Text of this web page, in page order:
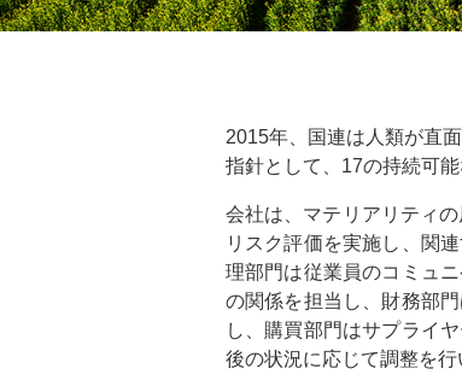
2015年、国連は人類が直
指針として、17の持続可
会社は、マテリアリティ
リスク評価を実施し、関
理部門は従業員のコミュ
の関係を担当し、財務部
し、購買部門はサプライ
後の状況に応じて調整を行